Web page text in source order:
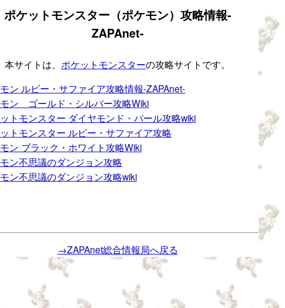
ポケットモンスター（ポケモン）攻略情報-
ZAPAnet-
本サイトは、 ポケットモンスターの攻略サイトです。
ン ルビー・サファイア攻略情報-ZAPAnet-
ン ゴールド・シルバー攻略Wiki
トモンスター ダイヤモンド・パール攻略wiki
トモンスター ルビー・サファイア攻略
ン ブラック・ホワイト攻略Wiki
ン不思議のダンジョン攻略
ン不思議のダンジョン攻略wiki
→ZAPAnet総合情報局へ戻る